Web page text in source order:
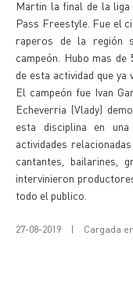
Martin la final de la
Pass Freestyle. Fue el
raperos de la región
campeón. Hubo mas
de esta actividad que ya
El campeón fue Ivan
Echeverria (Vlady)
esta disciplina en
actividades
cantantes, bailarines,
intervinieron
todo el publico.
27-08-2019 | Cargada en